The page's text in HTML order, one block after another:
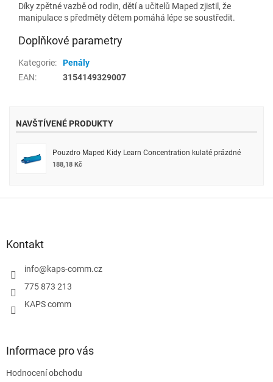
Díky zpětné vazbě od rodin, dětí a učitelů Maped zjistil, že
manipulace s předměty dětem pomáhá lépe se soustředit.
Doplňkové parametry
Kategorie:
Penály
EAN: 3154149329007
NAVŠTÍVENÉ PRODUKTY
Pouzdro Maped Kidy Learn Concentration kulaté prázdné
188,18 Kč
Kontakt
info@kaps-comm.cz
775 873 213
KAPS comm
Informace pro vás
Hodnocení obchodu